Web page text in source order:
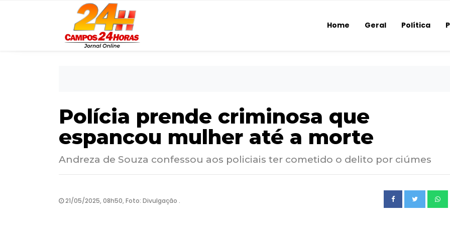
Home Geral Política
Polícia prende criminosa que
espancou mulher até a morte
Andreza de Souza confessou aos policiais ter cometido o delito por ciúmes
21/05/2025, 08h50, Foto: Divulgação .